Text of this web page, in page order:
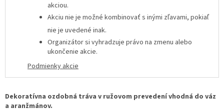
akciou.
Akciu nie je možné kombinovať s inými zľavami, pokiaľ
nie je uvedené inak.
Organizátor si vyhradzuje právo na zmenu alebo
ukončenie akcie.
Podmienky akcie
Dekoratívna ozdobná tráva v ružovom prevedení vhodná do váz
a aranžmánov.